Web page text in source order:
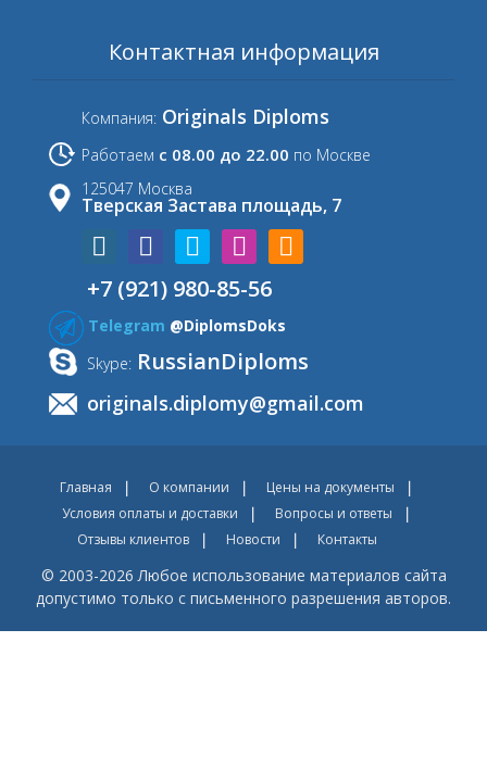
Контактная информация
Компания: Originals Diploms
Работаем с 08.00 до 22.00 по Москве
125047 Москва
Тверская Застава площадь, 7
+7 (921) 980-85-56
Telegram @DiplomsDoks
Skype: RussianDiploms
originals.diplomy@gmail.com
Главная О компании
Цены на документы
Условия оплаты и доставки
Вопросы и ответы
Отзывы клиентов
Новости Контакты
© 2003-2026 Любое использование материалов сайта
допустимо только с письменного разрешения авторов.